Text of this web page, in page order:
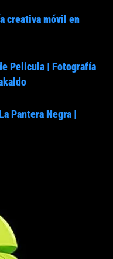
creativa móvil en
Pelicula | Fotografía
Pantera Negra |